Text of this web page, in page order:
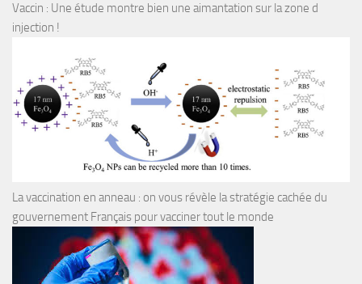
Vaccin : Une étude montre bien une aimantation sur la zone d
injection !
La vaccination en anneau : on vous révèle la stratégie cachée du
gouvernement Français pour vacciner tout le monde